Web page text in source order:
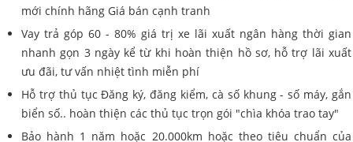
mới chính hãng Giá bán cạnh tranh
Vay trả góp 60 - 80% giá trị xe lãi xuất ngân hàng thời gian
nhanh gọn 3 ngày kể từ khi hoàn thiện hồ sơ, hỗ trợ lãi xuất
ưu đãi, tư vấn nhiệt tình miễn phí
Hỗ trợ thủ tục Đăng ký, đăng kiểm, cà số khung - số máy, gắn
biển số.. hoàn thiện các thủ tục trọn gói "chìa khóa trao tay"
Bảo hành 1 năm hoặc 20.000km hoặc theo tiêu chuẩn của